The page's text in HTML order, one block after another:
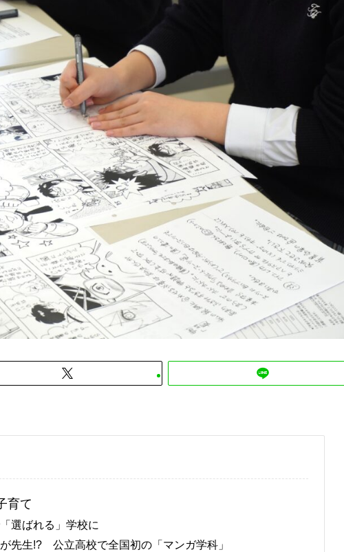
育て
選ばれる」学校に
先生!? 公立高校で全国初の「マンガ学科」